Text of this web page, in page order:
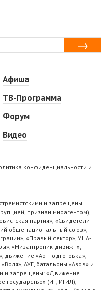
Афиша
ТВ-Программа
Форум
Видео
конфиденциальности и
и запрещены
признан иноагентом),
партия», «Свидетели
общенациональный союз»,
«Правый сектор», УНА-
«Мизантропик дивижн»,
движение «Артподготовка»,
АУЕ, батальоны «Азов» и
и запрещены: «Движение
государство» (ИГ, ИГИЛ),